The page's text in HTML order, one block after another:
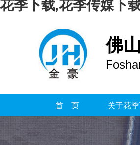
花季下载,花季传媒下
佛
首 页 关于花